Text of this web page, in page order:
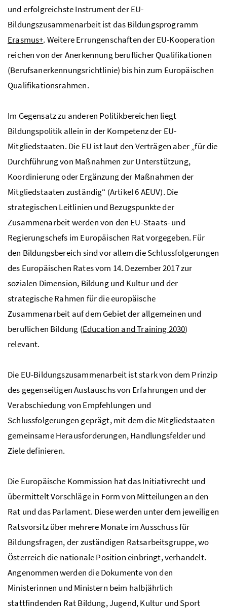
und erfolgreichste Instrument derEU-
Bildungszusammenarbeit ist das Bildungsprogramm
Erasmus+. Weitere Errungenschaften derEU-Kooperation
reichen von der Anerkennung beruflicher Qualifikationen
(Berufsanerkennungsrichtlinie) bis hin zum Europäischen
Qualifikationsrahmen.
Im Gegensatz zu anderen Politikbereichen liegt
Bildungspolitik allein in der Kompetenz der EU-
Mitgliedstaaten. Die EU ist laut den Verträgen aber „für die
Durchführung von Maßnahmen zur Unterstützung,
Koordinierung oder Ergänzung der Maßnahmen der
Mitgliedstaaten zuständig“ (Artikel 6AEUV). Die
strategischen Leitlinien und Bezugspunkte der
Zusammenarbeit werden von den EU-Staats- und
Regierungschefs im Europäischen Rat vorgegeben. Für
den Bildungsbereich sind vor allem die Schlussfolgerungen
des Europäischen Rates vom 14. Dezember 2017 zur
sozialen Dimension, Bildung und Kultur und der
strategische Rahmen für die europäische
Zusammenarbeit auf dem Gebiet der allgemeinen und
beruflichen Bildung (Education and Training 2030)
relevant.
Die EU-Bildungszusammenarbeit ist stark von dem Prinzip
des gegenseitigen Austauschs von Erfahrungen und der
Verabschiedung von Empfehlungen und
Schlussfolgerungen geprägt, mit dem die Mitgliedstaaten
gemeinsame Herausforderungen, Handlungsfelder und
Ziele definieren.
Die Europäische Kommission hat das Initiativrecht und
übermittelt Vorschläge in Form von Mitteilungen an den
Rat und das Parlament. Diese werden unter dem jeweiligen
Ratsvorsitz über mehrere Monate im Ausschuss für
Bildungsfragen, der zuständigen Ratsarbeitsgruppe, wo
Österreich die nationale Position einbringt, verhandelt.
Angenommen werden die Dokumente von den
Ministerinnen und Ministern beim halbjährlich
stattfindenden Rat Bildung, Jugend, Kultur und Sport